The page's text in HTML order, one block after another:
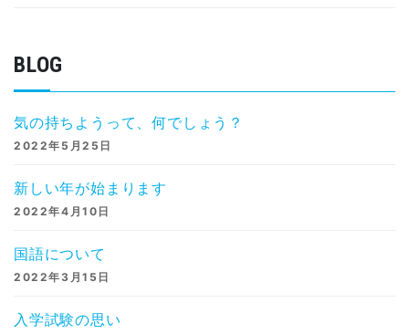
BLOG
気の持ちようって、何でしょう？
2022年5月25日
新しい年が始まります
2022年4月10日
国語について
2022年3月15日
入学試験の思い